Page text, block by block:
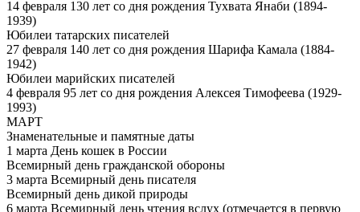
14 февраля 130 лет со дня рождения Тухвата Янаби (1894-
1939)
Юбилеи татарских писателей
27 февраля 140 лет со дня рождения Шарифа Камала (1884-
1942)
Юбилеи марийских писателей
4 февраля 95 лет со дня рождения Алексея Тимофеева (1929-
1993)
МАРТ
Знаменательные и памятные даты
1 марта День кошек в России
Всемирный день гражданской обороны
3 марта Всемирный день писателя
Всемирный день дикой природы
6 марта Всемирный день чтения вслух (отмечается в первую